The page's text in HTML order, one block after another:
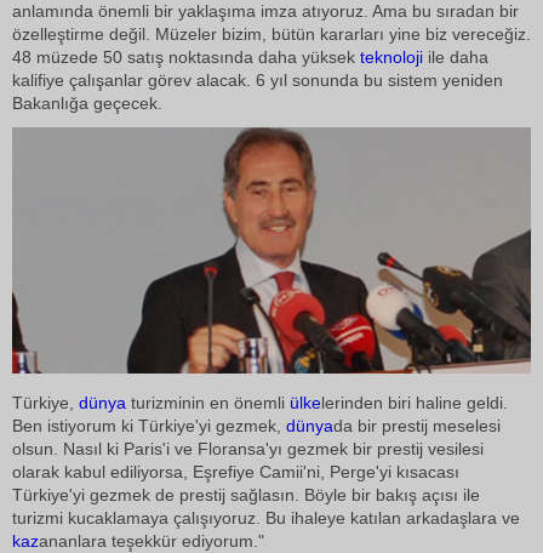
anlamında önemli bir yaklaşıma imza atıyoruz. Ama bu sıradan bir
özelleştirme değil. Müzeler bizim, bütün kararları yine biz vereceğiz.
48 müzede 50 satış noktasında daha yüksek teknoloji ile daha
kalifiye çalışanlar görev alacak. 6 yıl sonunda bu sistem yeniden
Bakanlığa geçecek.
Türkiye, dünya turizminin en önemli ülkelerinden biri haline geldi.
Ben istiyorum ki Türkiye'yi gezmek, dünyada bir prestij meselesi
olsun. Nasıl ki Paris'i ve Floransa'yı gezmek bir prestij vesilesi
olarak kabul ediliyorsa, Eşrefiye Camii'ni, Perge'yi kısacası
Türkiye'yi gezmek de prestij sağlasın. Böyle bir bakış açısı ile
turizmi kucaklamaya çalışıyoruz. Bu ihaleye katılan arkadaşlara ve
kazananlara teşekkür ediyorum."